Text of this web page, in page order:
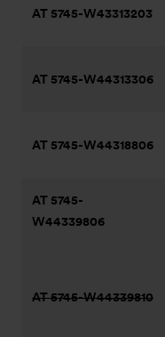
AT 5745-W43313203
AT 5745-W44313306
AT 5745-W44318806
AT 5745-
W44339806
AT 5745-W44339810